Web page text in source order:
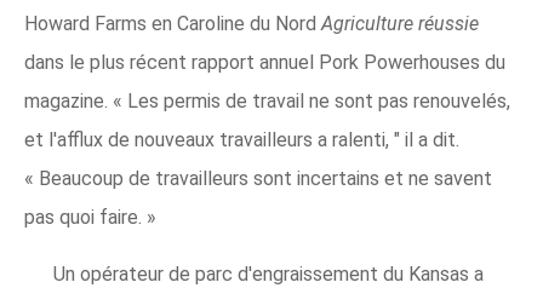
Howard Farms en Caroline du NordAgriculture réussie
dans le plus récent rapport annuel Pork Powerhouses du
magazine. « Les permis de travail ne sont pas renouvelés,
et l'afflux de nouveaux travailleurs a ralenti, " il a dit.
« Beaucoup de travailleurs sont incertains et ne savent
pas quoi faire. »
Un opérateur de parc d'engraissement du Kansas a